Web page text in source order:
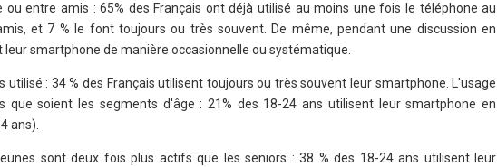
entre amis : 65% des Français ont déjà utilisé au moins une fois le téléphone au
et 7 % le font toujours ou très souvent. De même, pendant une discussion en
leur smartphone de manière occasionnelle ou systématique.
utilisé : 34 % des Français utilisent toujours ou très souvent leur smartphone. L'usage
que soient les segments d'âge : 21% des 18-24 ans utilisent leur smartphone en
ans).
sont deux fois plus actifs que les seniors : 38 % des 18-24 ans utilisent leur